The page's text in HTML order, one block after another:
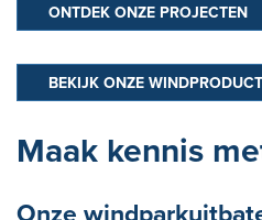
ONTDEK ONZE PROJECTEN
BEKIJK ONZE
Maak kennis